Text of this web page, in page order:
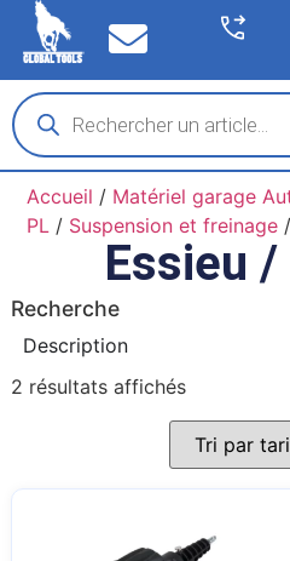
Accueil / Matériel garage
PL / Suspension et freinage
Essieu
Recherche
Description
2 résultats affichés